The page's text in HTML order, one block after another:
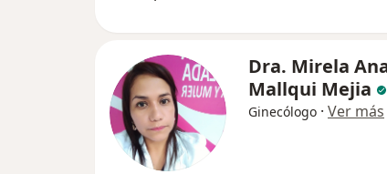
Dra. Mirela
Mallqui Mejia
Ginecólogo · Ver más